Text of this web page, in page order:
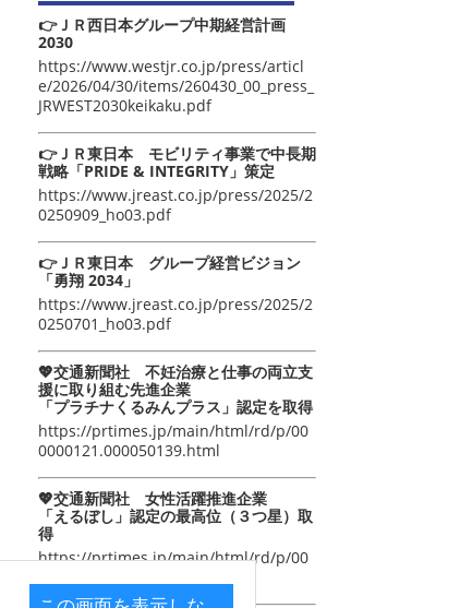
👉ＪＲ西日本グループ中期経営計画
2030
https://www.westjr.co.jp/press/articl
e/2026/04/30/items/260430_00_press_
JRWEST2030keikaku.pdf
👉ＪＲ東日本 モビリティ事業で中長期
戦略「PRIDE & INTEGRITY」策定
https://www.jreast.co.jp/press/2025/2
0250909_ho03.pdf
👉ＪＲ東日本 グループ経営ビジョン
「勇翔 2034」
https://www.jreast.co.jp/press/2025/2
0250701_ho03.pdf
💖交通新聞社 不妊治療と仕事の両立支
援に取り組む先進企業
「プラチナくるみんプラス」認定を取得
https://prtimes.jp/main/html/rd/p/00
0000121.000050139.html
💖交通新聞社 女性活躍推進企業
「えるぼし」認定の最高位（３つ星）取
得
https://prtimes.jp/main/html/rd/p/00